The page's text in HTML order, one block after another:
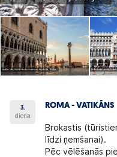
3.
diena
ROMA - VATIKĀNS
Brokastis
līdzi ņemšanai).
Pēc vēlēšanās